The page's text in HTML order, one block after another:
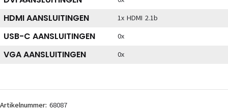
HDMI AANSLUITINGEN 1x HDMI 2.1b
USB-C AANSLUITINGEN 0x
VGA AANSLUITINGEN 0x
Artikelnummer: 68087